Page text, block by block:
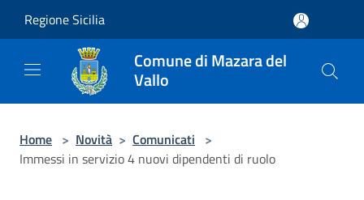
Regione Sicilia
Comune di Mazara del
Vallo
Home > Novità > Comunicati >
Immessi in servizio 4 nuovi dipendenti di ruolo